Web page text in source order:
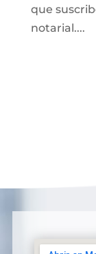
que
notarial....